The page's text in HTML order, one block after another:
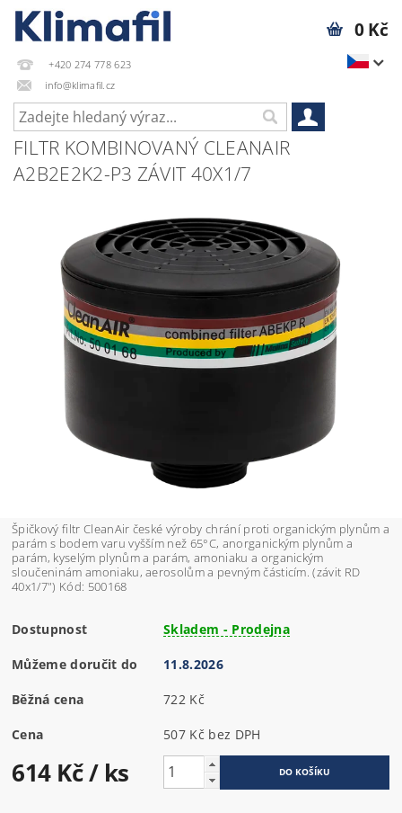
+420 274 778 623
info@klimafil.cz
0 Kč
FILTR KOMBINOVANÝ CLEANAIR
A2B2E2K2-P3 ZÁVIT 40X1/7
Špičkový filtr CleanAir české výroby chrání proti organickým plynům a
parám s bodem varu vyšším než 65°C, anorganickým plynům a
parám, kyselým plynům a parám, amoniaku a organickým
sloučeninám amoniaku, aerosolům a pevným částicím. (závit RD
40x1/7") Kód: 500168
Dostupnost Skladem - Prodejna
Můžeme doručit do 11.8.2026
Běžná cena 722 Kč
Cena 507 Kč bez DPH
614 Kč/ ks